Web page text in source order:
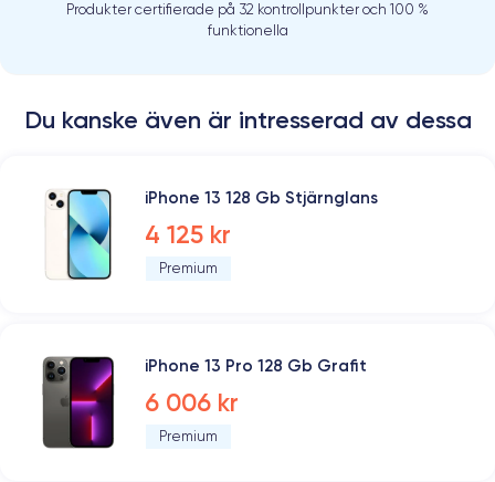
Produkter certifierade på 32 kontrollpunkter och 100 %
funktionella
Du kanske även är intresserad av dessa
iPhone 13 128 Gb Stjärnglans
4 125 kr
Premium
iPhone 13 Pro 128 Gb Grafit
6 006 kr
Premium